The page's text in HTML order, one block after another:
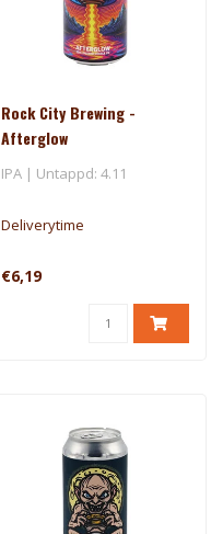
Rock City Brewing -
Afterglow
IPA | Untappd: 4.11
Deliverytime
€6,19